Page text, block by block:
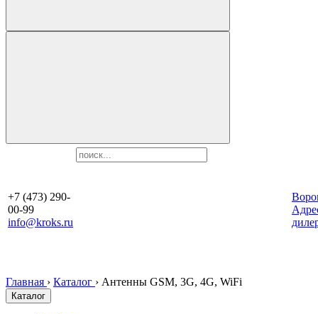
+7 (473) 290-
00-99
info@kroks.ru
Главная › Каталог › Антенны GSM, 3G, 4G, WiFi
Каталог